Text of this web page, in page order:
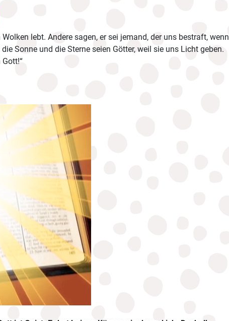
lebt. Andere sagen, er sei jemand, der uns bestraft, wenn
Sonne und die Sterne seien Götter, weil sie uns Licht geben.